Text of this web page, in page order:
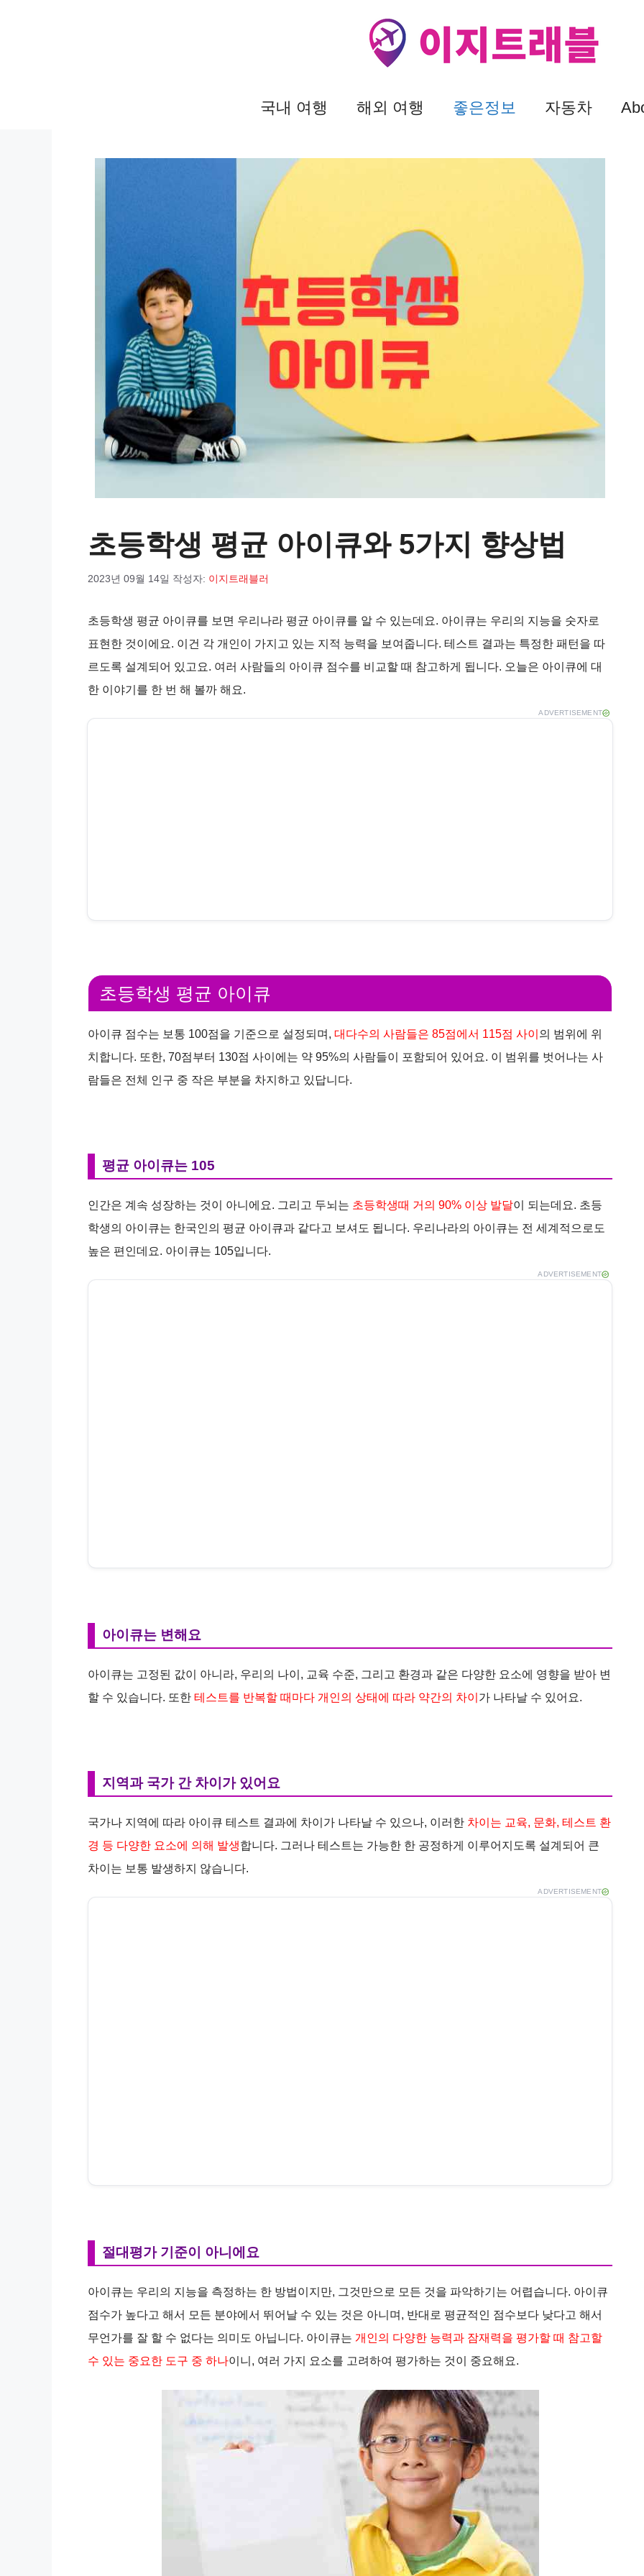
국내 여행 해외 여행 좋은정보 자동차
초등학생 평균 아이큐와 5가지 향상법
2023년 09월 14일 작성자: 이지트래블러
초등학생 평균 아이큐를 보면 우리나라 평균 아이큐를 알 수 있는데요. 아이큐는 우리의 지능을 숫자로
표현한 것이에요. 이건 각 개인이 가지고 있는 지적 능력을 보여줍니다. 테스트 결과는 특정한 패턴을 따
르도록 설계되어 있고요. 여러 사람들의 아이큐 점수를 비교할 때 참고하게 됩니다. 오늘은 아이큐에 대
한 이야기를 한 번 해 볼까 해요.
ADVERTISEMENT
초등학생 평균 아이큐
아이큐 점수는 보통 100점을 기준으로 설정되며, 대다수의 사람들은 85점에서 115점 사이 의 범위에 위
치합니다. 또한, 70점부터 130점 사이에는 약 95%의 사람들이 포함되어 있어요. 이 범위를 벗어나는 사
람들은 전체 인구 중 작은 부분을 차지하고 있답니다.
평균 아이큐는 105
인간은 계속 성장하는 것이 아니에요. 그리고 두뇌는 초등학생때 거의 90% 이상 발달이 되는데요. 초등
학생의 아이큐는 한국인의 평균 아이큐과 같다고 보셔도 됩니다. 우리나라의 아이큐는 전 세계적으로도
높은 편인데요. 아이큐는 105입니다.
ADVERTISEMENT
아이큐는 변해요
아이큐는 고정된 값이 아니라, 우리의 나이, 교육 수준, 그리고 환경과 같은 다양한 요소에 영향을 받아 변
할 수 있습니다. 또한 테스트를 반복할 때마다 개인의 상태에 따라 약간의 차이 가 나타날 수 있어요.
지역과 국가 간 차이가 있어요
국가나 지역에 따라 아이큐 테스트 결과에 차이가 나타날 수 있으나, 이러한 차이는 교육, 문화, 테스트 환
경 등 다양한 요소에 의해 발생합니다. 그러나 테스트는 가능한 한 공정하게 이루어지도록 설계되어 큰
차이는 보통 발생하지 않습니다.
ADVERTISEMENT
절대평가 기준이 아니에요
아이큐는 우리의 지능을 측정하는 한 방법이지만, 그것만으로 모든 것을 파악하기는 어렵습니다. 아이큐
점수가 높다고 해서 모든 분야에서 뛰어날 수 있는 것은 아니며, 반대로 평균적인 점수보다 낮다고 해서
무언가를 잘 할 수 없다는 의미도 아닙니다. 아이큐는 개인의 다양한 능력과 잠재력을 평가할 때 참고할
수 있는 중요한 도구 중 하나이니, 여러 가지 요소를 고려하여 평가하는 것이 중요해요.